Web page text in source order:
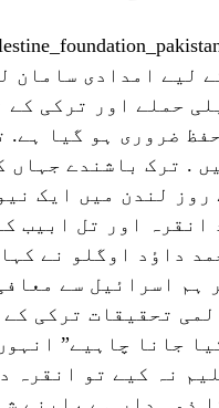
لیے امدادی سامان
حملے اور ترکی کے
ضروری ہو گیا ہے.
. ترک باشندے جہاں
روز لندن میں ایک
انقرہ اور تل ابیب
داٶد اوگلو نے
ہم اسرائیل سے
تحقیقات ترکی کے
جانا چاہیے”
نہ کیے تو انقرہ